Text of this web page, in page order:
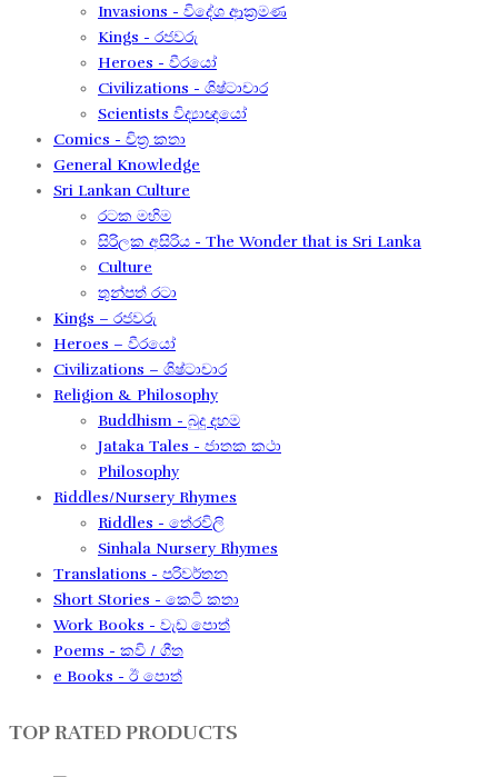
Invasions - විදේශ ආක‍්‍රමණ
Kings - රජවරු
Heroes - වීරයෝ
Civilizations - ශිෂ්ටාචාර
Scientists විද්‍යාඥයෝ
Comics - චිත්‍ර කතා
General Knowledge
Sri Lankan Culture
රටක මහිම​
සිරිලක අසිරිය​ - The Wonder that is Sri Lanka
Culture
තුන්පත් රටා
Kings – රජවරු
Heroes – වීරයෝ
Civilizations – ශිෂ්ටාචාර
Religion & Philosophy
Buddhism - බුදු දහම
Jataka Tales - ජාතක කථා
Philosophy
Riddles/Nursery Rhymes
Riddles - තේරවිලි
Sinhala Nursery Rhymes
Translations - පරිවර්තන​
Short Stories - කෙටි කතා
Work Books - වැඩ පොත්
Poems - කවි / ගීත​
e Books - ඊ පොත්
TOP RATED PRODUCTS